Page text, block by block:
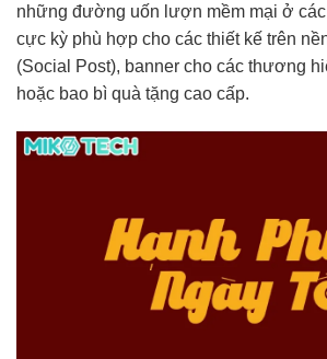
những đường uốn lượn mềm mại ở
cực kỳ phù hợp cho các thiết kế trên
(Social Post), banner cho các thương
hoặc bao bì quà tặng cao cấp.